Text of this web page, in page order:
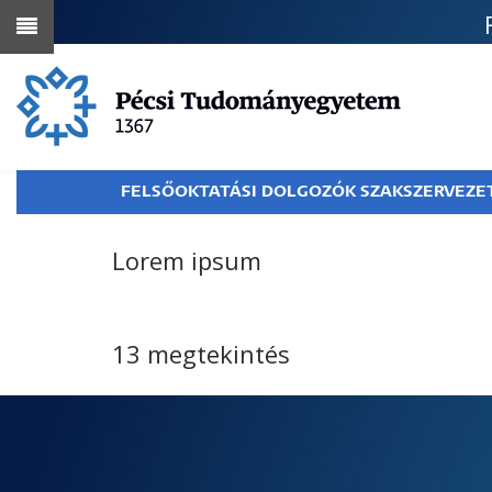
Ugrás
a
tartalomra
FELSŐOKTATÁSI DOLGOZÓK
Lorem ipsum
13 megtekintés